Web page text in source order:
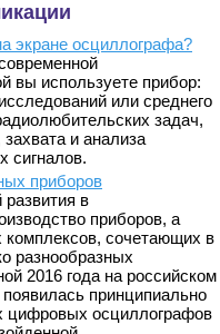
экране осциллографа?
вы используете прибор:
или среднего
задач,
и анализа
сигналов.
приборов
в
приборов, а
сочетающих в
разнообразных
2016 года на российском
принципиально
цифровых осциллографов